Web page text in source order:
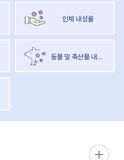
인체 내성률
동물 및 축산물 내성률